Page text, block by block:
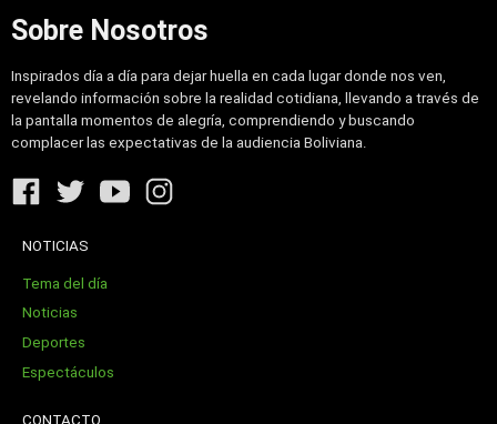
Sobre Nosotros
Inspirados día a día para dejar huella en cada lugar donde nos ven,
revelando información sobre la realidad cotidiana, llevando a través de
la pantalla momentos de alegría, comprendiendo y buscando
complacer las expectativas de la audiencia Boliviana.
NOTICIAS
Tema del día
Noticias
Deportes
Espectáculos
CONTACTO